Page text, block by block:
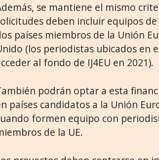
se mantiene el mismo
deben incluir equipos
países miembros de la Unión
(los periodistas ubicados en
al fondo de IJ4EU en 2021).
podrán optar a esta
países candidatos a la Unión
formen equipo con
de la UE.